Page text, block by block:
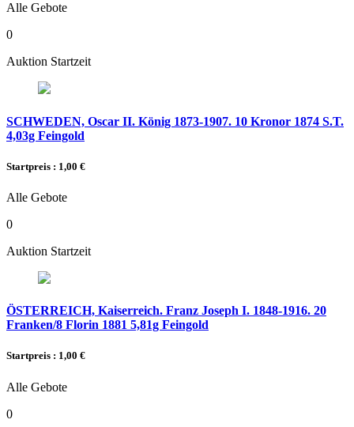
Alle Gebote
0
Auktion Startzeit
SCHWEDEN, Oscar II. König 1873-1907. 10 Kronor 1874 S.T.
4,03g Feingold
Startpreis : 1,00 €
Alle Gebote
0
Auktion Startzeit
ÖSTERREICH, Kaiserreich. Franz Joseph I. 1848-1916. 20
Franken/8 Florin 1881 5,81g Feingold
Startpreis : 1,00 €
Alle Gebote
0